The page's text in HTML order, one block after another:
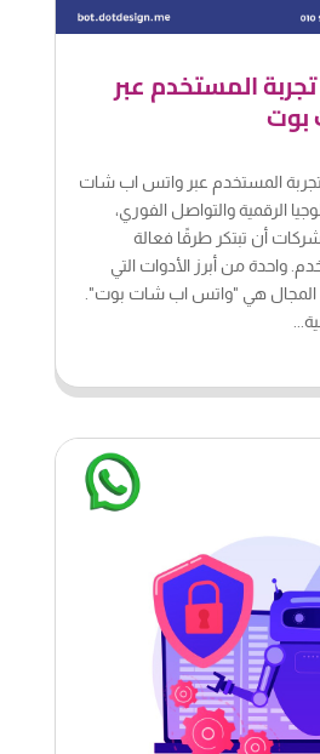
المستخدم عبر
المستخدم عبر واتس اب شات
الرقمية والتواصل الفوري،
أن تبتكر طرقًا فعالة
واحدة من أبرز الأدوات التي
المجال هي "واتس اب شات بوت".